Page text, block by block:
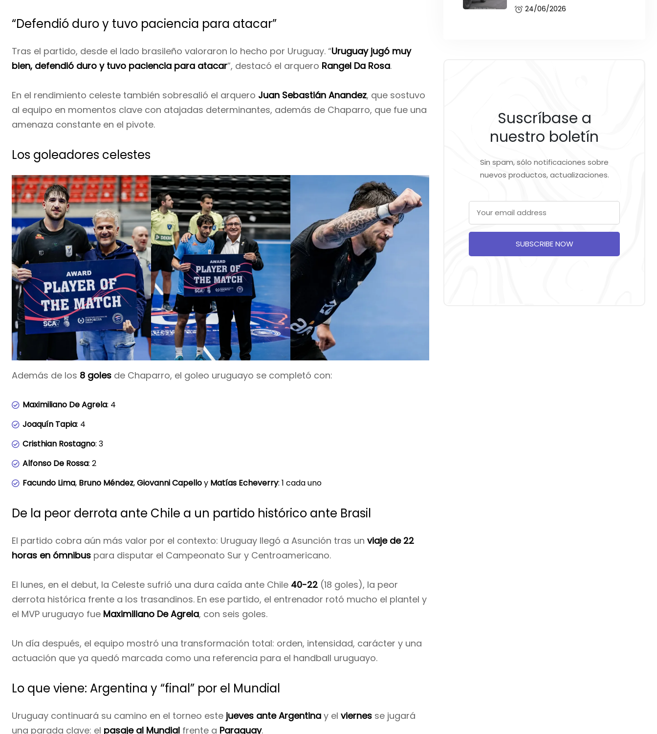
“Defendió duro y tuvo paciencia para atacar”
Tras el partido, desde el lado brasileño valoraron lo hecho por Uruguay. “Uruguay jugó muy
bien, defendió duro y tuvo paciencia para atacar”, destacó el arquero Rangel Da Rosa.
En el rendimiento celeste también sobresalió el arquero Juan Sebastián Anandez, que sostuvo
al equipo en momentos clave con atajadas determinantes, además de Chaparro, que fue una
amenaza constante en el pivote.
Los goleadores celestes
Además de los 8 goles de Chaparro, el goleo uruguayo se completó con:
Maximiliano De Agrela: 4
Joaquín Tapia: 4
Cristhian Rostagno: 3
Alfonso De Rossa: 2
Facundo Lima, Bruno Méndez,Giovanni Capelloy Matías Echeverry: 1 cada uno
De la peor derrota ante Chile a un partido histórico ante Brasil
El partido cobra aún más valor por el contexto: Uruguay llegó a Asunción tras un viaje de 22
horas en ómnibus para disputar el Campeonato Sur y Centroamericano.
El lunes, en el debut, la Celeste sufrió una dura caída ante Chile 40-22 (18 goles), la peor
derrota histórica frente a los trasandinos. En ese partido, el entrenador rotó mucho el plantel y
el MVP uruguayo fue Maximiliano De Agrela, con seis goles.
Un día después, el equipo mostró una transformación total: orden, intensidad, carácter y una
actuación que ya quedó marcada como una referencia para el handball uruguayo.
Lo que viene: Argentina y “final” por el Mundial
Uruguay continuará su camino en el torneo este jueves ante Argentina y el viernes se jugará
una parada clave: el pasaje al Mundial frente a Paraguay.
24/06/2026
Suscríbase a
nuestro boletín
Sin spam, sólo notificaciones sobre
nuevos productos, actualizaciones.
SUBSCRIBE NOW